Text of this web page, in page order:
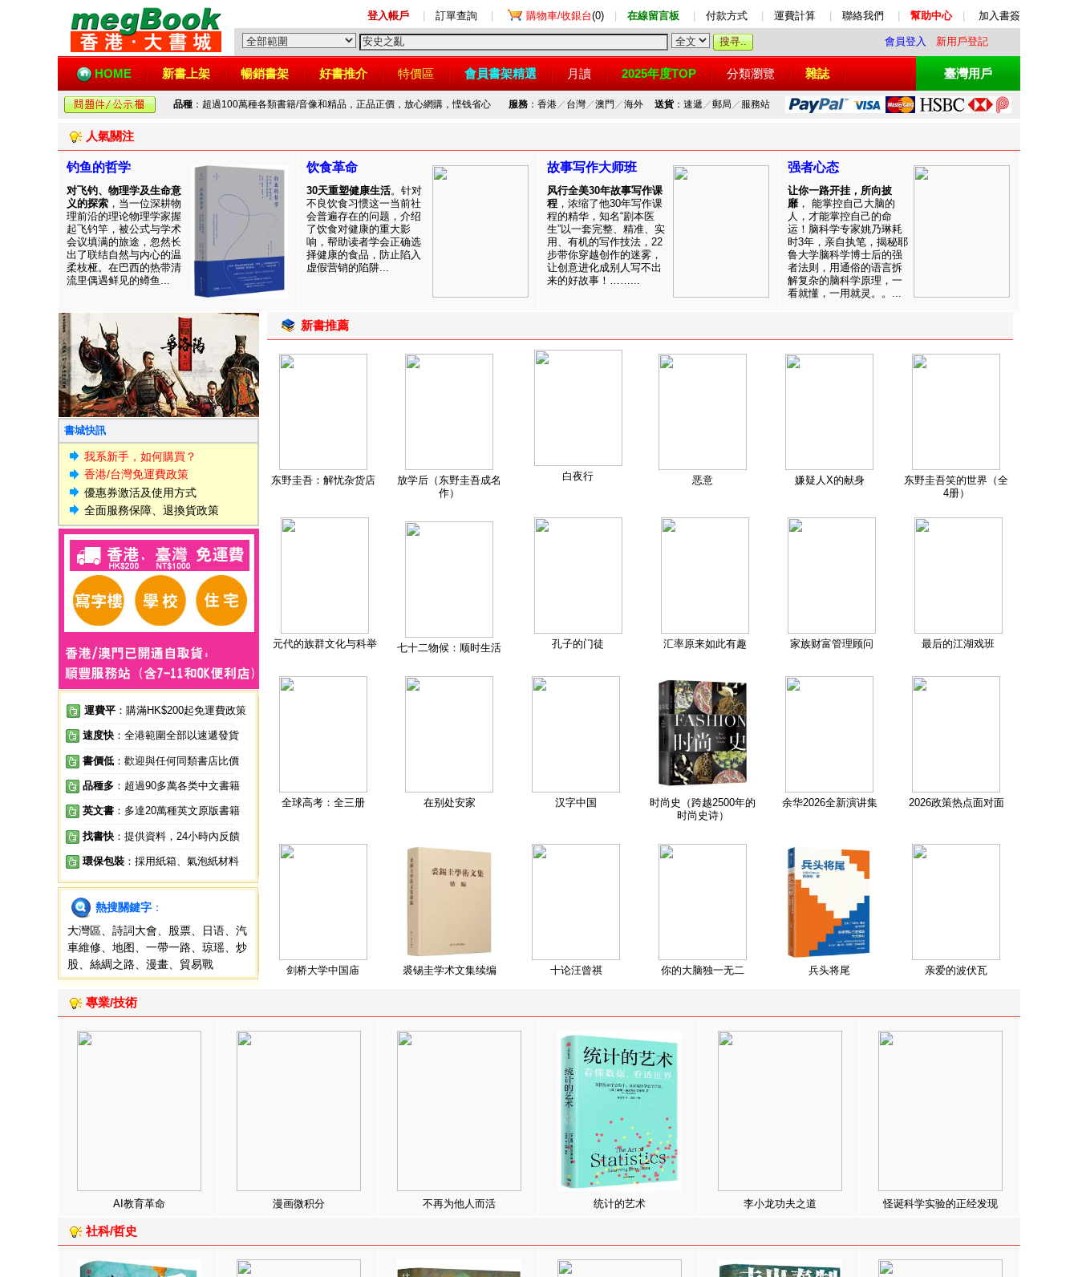
登入帳戶 訂單查詢 購物車/收銀台(0) 在線留言板 付款方式 運費計算 聯絡我們 幫助中心 加入書簽
會員登入 新用戶登記
HOME 新書上架 暢銷書架 好書推介 特價區 會員書架精選 月讀 2025年度TOP 分類瀏覽 雜誌 臺灣用戶
品種 ：超過100萬種各類書籍/音像和精品，正品正價，放心網購，悭钱省心 服務：香港／ 台灣／澳門 ／海外 送貨：速遞 ／郵局 ／ 服務站
人氣關注
钓鱼的哲学
对飞钓、物理学及生命意
义的探索 ，当一位深耕物
理前沿的理论物理学家握
起飞钓竿，被公式与学术
会议填满的旅途，忽然长
出了联结自然与内心的温
柔枝桠。在巴西的热带清
流里偶遇鲜见的鳟鱼...
饮食革命
30天重塑健康生活。针对
不良饮食习惯这一当前社
会普遍存在的问题，介绍
了饮食对健康的重大影
响，帮助读者学会正确选
择健康的食品，防止陷入
虚假营销的陷阱...
故事写作大师班
风行全美30年故事写作课
程 ，浓缩了他30年写作课
程的精华，知名“剧本医
生”以一套完整、精准、实
用、有机的写作技法，22
步带你穿越创作的迷雾，
让创意进化成别人写不出
来的好故事！……...
强者心态
让你一路开挂，所向披
靡 ， 能掌控自己大脑的
人，才能掌控自己的命
运！脑科学专家姚乃琳耗
时3年，亲自执笔，揭秘耶
鲁大学脑科学博士后的强
者法则，用通俗的语言拆
解复杂的脑科学原理，一
看就懂，一用就灵。。...
書城快訊
我系新手，如何購買？
香港/台灣免運費政策
優惠券激活及使用方式
全面服務保障、退換貨政策
運費平 ：購滿HK$200起免運費政策
速度快 ：全港範圍全部以速遞發貨
書價低 ：歡迎與任何同類書店比價
品種多 ：超過90多萬各类中文書籍
英文書 ：多達20萬種英文原版書籍
找書快 ：提供資料，24小時內反饋
環保包裝 ：採用紙箱、氣泡紙材料
熱搜關鍵字 ：
大灣區
詩詞大會 股票 日语
汽
車維修
地图 一帶一路 琼瑶
炒
股
絲綢之路 漫畫 貿易戰
新書推薦
东野圭吾：解忧杂货店
放学后（东野圭吾成名
作）
白夜行 恶意 嫌疑人X的献身
东野圭吾笑的世界（全
4册）
元代的族群文化与科举 七十二物候：顺时生活 孔子的门徒 汇率原来如此有趣 家族财富管理顾问 最后的江湖戏班
全球高考：全三册 在别处安家 汉字中国
时尚史（跨越2500年的
时尚史诗）
余华2026全新演讲集 2026政策热点面对面
剑桥大学中国庙 裘锡圭学术文集续编 十论汪曾祺 你的大脑独一无二 兵头将尾 亲爱的波伏瓦
專業/技術
AI教育革命 漫画微积分 不再为他人而活 统计的艺术 李小龙功夫之道 怪诞科学实验的正经发现
社科/哲史